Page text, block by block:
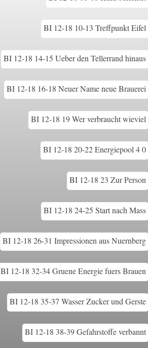
BI 12-18 10-13 Treffpunkt Eifel
BI 12-18 14-15 Ueber den Tellerrand hinaus
BI 12-18 16-18 Neuer Name neue Brauerei
BI 12-18 19 Wer verbraucht wieviel
BI 12-18 20-22 Energiepool 4 0
BI 12-18 23 Zur Person
BI 12-18 24-25 Start nach Mass
BI 12-18 26-31 Impressionen aus Nuernberg
BI 12-18 32-34 Gruene Energie fuers Brauen
BI 12-18 35-37 Wasser Zucker und Gerste
BI 12-18 38-39 Gefahrstoffe verbannt